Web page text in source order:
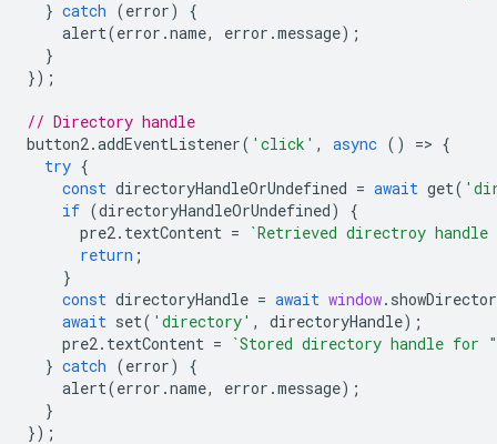
} catch (error)
{
alert(error .name, error .message);
}
});
// Directory handle
button2.addEventListener( 'click' , async () => {
try {
const directoryHandleOrUndefined = await get(
if (directoryHandleOrUndefined)
{
pre2. textContent =
`Retrieved directroy
return ;
}
const directoryHandle = await window.
await set( 'directory' , directoryHandle);
pre2. textContent =
`Stored directory handle for "
} catch (error)
{
alert(error .name, error .message);
}
});